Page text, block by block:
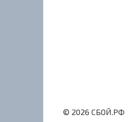
© 2026 СБОЙ.РФ